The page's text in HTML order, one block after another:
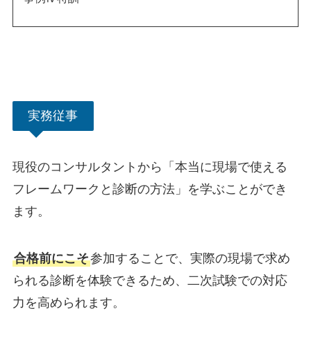
実務従事
現役のコンサルタントから「本当に現場で使える
フレームワークと診断の方法」を学ぶことができ
ます。
合格前にこそ参加することで、実際の現場で求め
られる診断を体験できるため、二次試験での対応
力を高められます。